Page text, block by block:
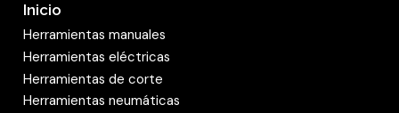
Inicio
Herramientas manuales
Herramientas eléctricas
Herramientas de corte
Herramientas neumáticas